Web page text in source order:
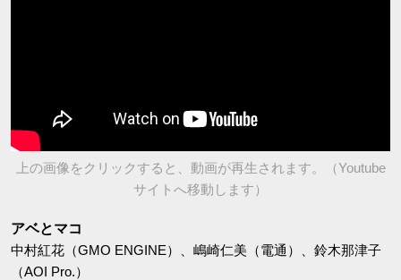
上の画像をクリックすると、動画が再生されます。（Youtube
サイトへ移動します）
アベとマコ
中村紅花（GMO ENGINE）、嶋崎仁美（電通）、鈴木那津子
（AOI Pro.）